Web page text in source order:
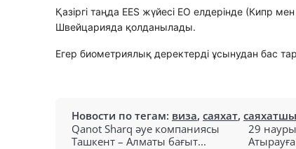
Қазіргі таңда EES жүйесі ЕО елдерінде (Кипр
Швейцарияда қолданылады.
Егер биометриялық деректерді ұсынудан бас
Новости по тегам: виза, саяхат, саяхатшы
Qanot Sharq әуе компаниясы
Ташкент – Алматы бағыт...
29